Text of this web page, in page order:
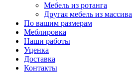
Мебель из ротанга
Другая мебель из массива
По вашим размерам
Меблировка
Наши работы
Уценка
Доставка
Контакты